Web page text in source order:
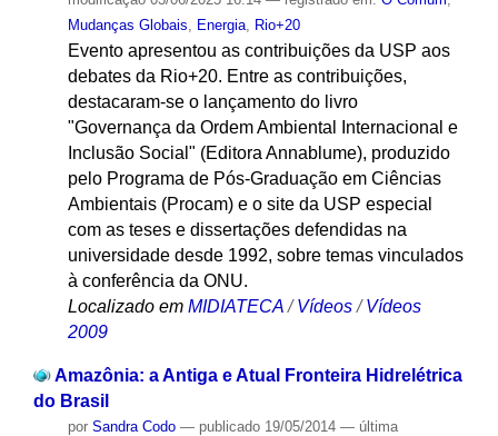
Mudanças Globais
Energia, Rio+20
Evento apresentou as contribuições da USP aos
debates da Rio+20. Entre as contribuições,
destacaram-se o lançamento do livro
"Governança da Ordem Ambiental Internacional e
Inclusão Social" (Editora Annablume), produzido
pelo Programa de Pós-Graduação em Ciências
Ambientais (Procam) e o site da USP especial
com as teses e dissertações defendidas na
universidade desde 1992, sobre temas vinculados
à conferência da ONU.
Localizado em MIDIATECA /Vídeos /Vídeos
2009
Amazônia: a Antiga e Atual Fronteira Hidrelétrica
do Brasil
por Sandra Codo — publicado19/05/2014 — última